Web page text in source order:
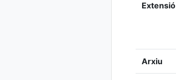
Extensió
Arxiu